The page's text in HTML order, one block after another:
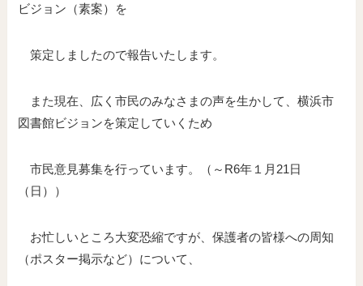
ビジョン（素案）を
策定しましたので報告いたします。
また現在、広く市民のみなさまの声を生かして、横浜市
図書館ビジョンを策定していくため
市民意見募集を行っています。（～R6年１月21日
（日））
お忙しいところ大変恐縮ですが、保護者の皆様への周知
（ポスター掲示など）について、